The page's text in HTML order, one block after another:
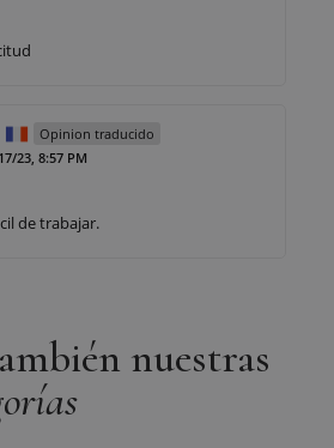
Opinion traducido
23, 8:57 PM
de trabajar.
nuestras